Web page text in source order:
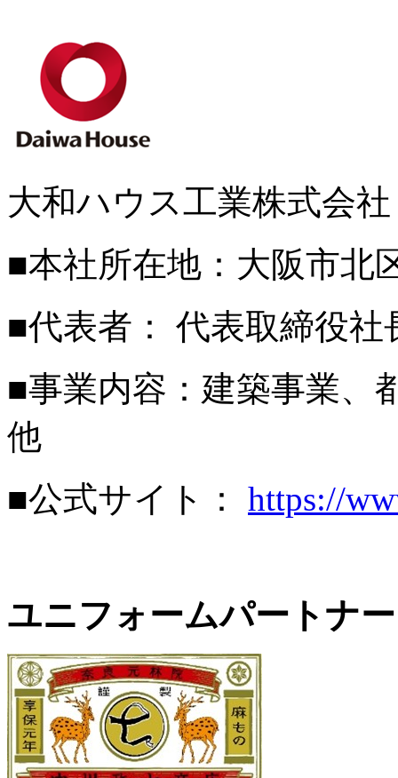
大和ハウス工業株式会社
■本社所在地：大阪市北
■代表者： 代表取締役
■事業内容：建築事業、
他
■公式サイト： https://
ユニフォームパートナ